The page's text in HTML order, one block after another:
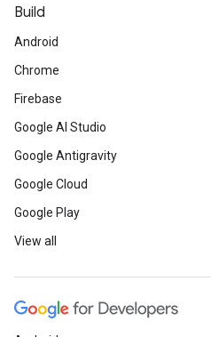
Build
Android
Chrome
Firebase
Google AI Studio
Google Antigravity
Google Cloud
Google Play
View all